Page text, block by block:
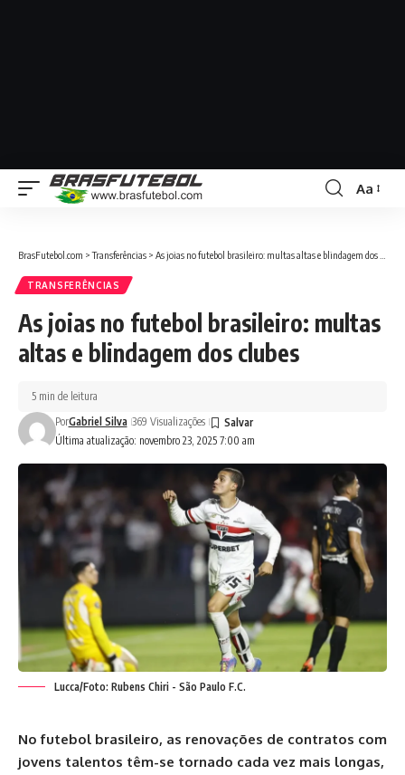
Aa
BrasFutebol.com >Transferências > As joias no futebol brasileiro: multas altas e blindagem dos clubes
TRANSFERÊNCIAS
As joias no futebol brasileiro: multas
altas e blindagem dos clubes
Última atualização: novembro 23, 2025 7:00 am
PorGabriel Silva 369 Visualizações
5 min de leitura
Lucca/Foto: Rubens Chiri - São Paulo F.C.
No futebol brasileiro, as renovações de contratos com
jovens talentos têm-se tornado cada vez mais longas,